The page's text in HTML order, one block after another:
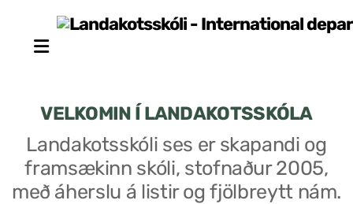
VELKOMIN Í LANDAKOTSSKÓLA
Landakotsskóli ses er skapandi og
framsækinn skóli, stofnaður 2005,
með áherslu á listir og fjölbreytt nám.
Stjórn sjálfseignarstofnunar